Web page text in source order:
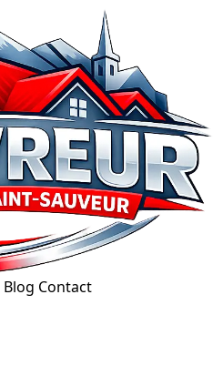
Blog Contact